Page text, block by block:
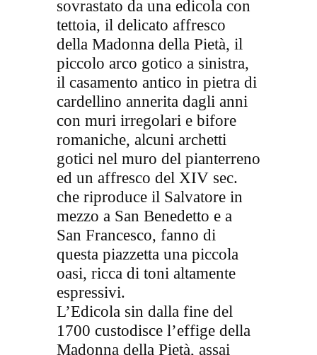
sovrastato da una edicola con
tettoia, il delicato affresco
della Madonna della Pietà, il
piccolo arco gotico a sinistra,
il casamento antico in pietra di
cardellino annerita dagli anni
con muri irregolari e bifore
romaniche, alcuni archetti
gotici nel muro del pianterreno
ed un affresco del XIV sec.
che riproduce il Salvatore in
mezzo a San Benedetto e a
San Francesco, fanno di
questa piazzetta una piccola
oasi, ricca di toni altamente
espressivi.
L’Edicola sin dalla fine del
1700 custodisce l’effige della
Madonna della Pietà, assai